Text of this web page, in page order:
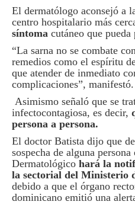
El dermatólogo aconsejó a
centro hospitalario más
síntoma cutáneo que pueda
“La sarna no se combate
remedios como el espíritu
que atender de inmediato
complicaciones”, manifestó.
Asimismo señaló que se
infectocontagiosa, es decir,
persona a persona.
El doctor Batista dijo que
sospecha de alguna
Dermatológico hará la
la sectorial del Ministerio
debido a que el órgano
dominicano emitió una